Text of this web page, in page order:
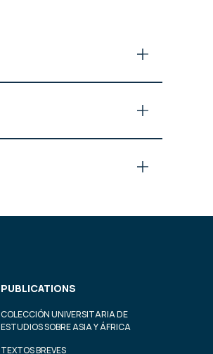
PUBLICATIONS
COLECCIÓN UNIVERSITARIA DE
ESTUDIOS SOBRE ASIA Y ÁFRICA
TEXTOS BREVES